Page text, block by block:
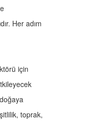
Her adım
için
toprak,